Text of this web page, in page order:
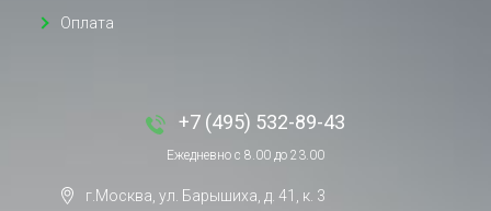
Оплата
+7 (495) 532-89-43
Ежедневно с 8.00 до 23.00
г.Москва, ул. Барышиха, д. 41, к. 3